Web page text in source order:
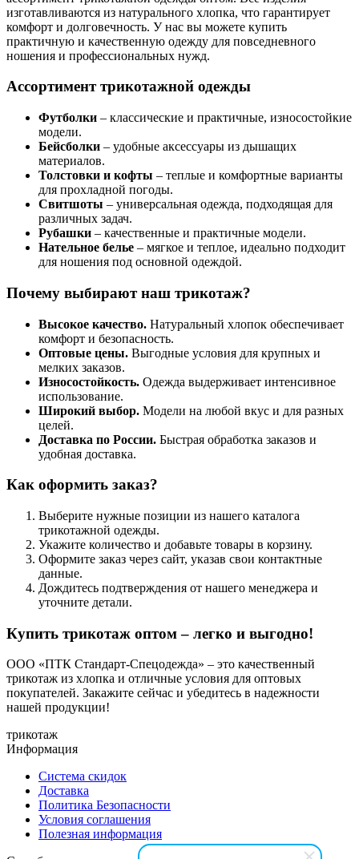
изготавливаются из натурального хлопка, что гарантирует
комфорт и долговечность. У нас вы можете купить
практичную и качественную одежду для повседневного
ношения и профессиональных нужд.
Ассортимент трикотажной одежды
Футболки – классические и практичные, износостойкие
модели.
Бейсболки – удобные аксессуары из дышащих
материалов.
Толстовки и кофты – теплые и комфортные варианты
для прохладной погоды.
Свитшоты – универсальная одежда, подходящая для
различных задач.
Рубашки – качественные и практичные модели.
Нательное белье – мягкое и теплое, идеально подходит
для ношения под основной одеждой.
Почему выбирают наш трикотаж?
Высокое качество. Натуральный хлопок обеспечивает
комфорт и безопасность.
Оптовые цены. Выгодные условия для крупных и
мелких заказов.
Износостойкость. Одежда выдерживает интенсивное
использование.
Широкий выбор. Модели на любой вкус и для разных
целей.
Доставка по России. Быстрая обработка заказов и
удобная доставка.
Как оформить заказ?
Выберите нужные позиции из нашего каталога
трикотажной одежды.
Укажите количество и добавьте товары в корзину.
Оформите заказ через сайт, указав свои контактные
данные.
Дождитесь подтверждения от нашего менеджера и
уточните детали.
Купить трикотаж оптом – легко и выгодно!
ООО «ПТК Стандарт-Спецодежда» – это качественный
трикотаж из хлопка и отличные условия для оптовых
покупателей. Закажите сейчас и убедитесь в надежности
нашей продукции!
трикотаж
Информация
Система скидок
Доставка
Политика Безопасности
Условия соглашения
Полезная информация